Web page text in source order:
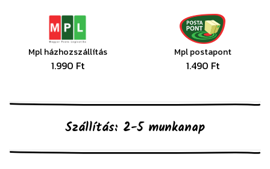
Mpl házhozszállítás
1.990 Ft
Mpl postapont
1.490 Ft
Szállítás: 2-5 munkanap